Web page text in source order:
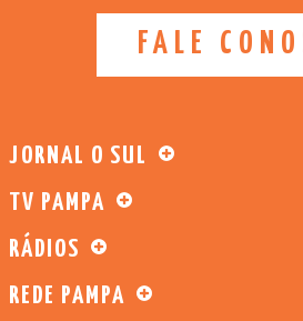
FALE
JORNAL O SUL
TV PAMPA
RÁDIOS
REDE PAMPA